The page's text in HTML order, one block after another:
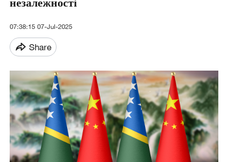
07:38:15 07-Jul-2025
Share